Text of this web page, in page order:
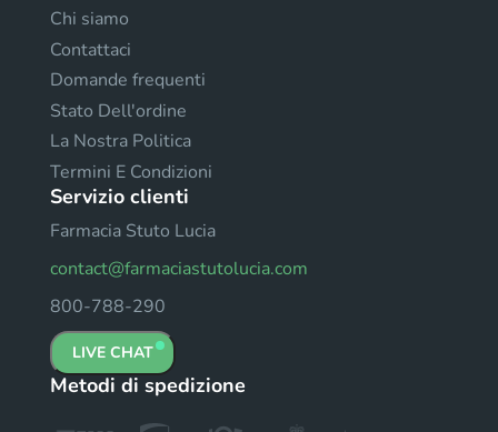
Chi siamo
Contattaci
Domande frequenti
Stato Dell'ordine
La Nostra Politica
Termini E Condizioni
Servizio clienti
Farmacia Stuto Lucia
contact@farmaciastutolucia.com
800-788-290
LIVE CHAT
Metodi di spedizione